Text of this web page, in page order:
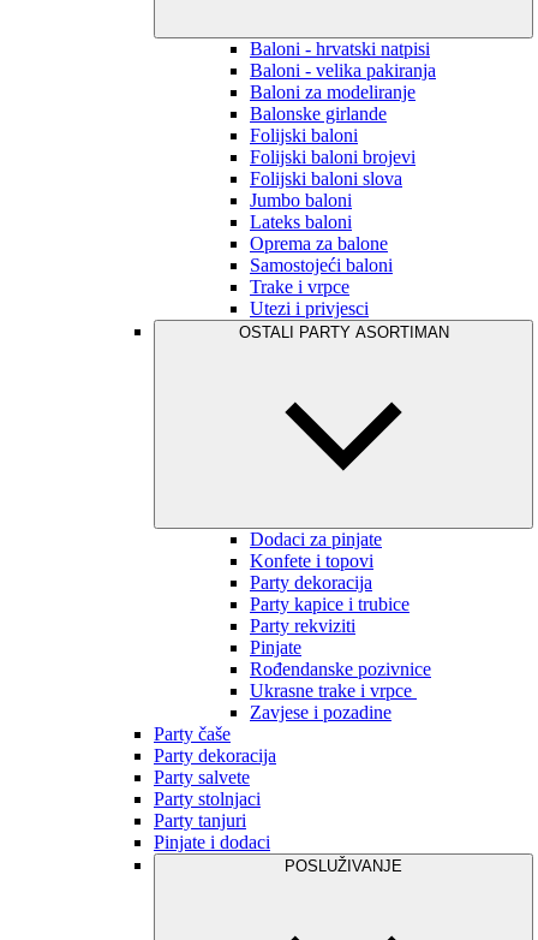
Baloni - hrvatski natpisi
Baloni - velika pakiranja
Baloni za modeliranje
Balonske girlande
Folijski baloni
Folijski baloni brojevi
Folijski baloni slova
Jumbo baloni
Lateks baloni
Oprema za balone
Samostojeći baloni
Trake i vrpce
Utezi i privjesci
OSTALI PARTY ASORTIMAN
Dodaci za pinjate
Konfete i topovi
Party dekoracija
Party kapice i trubice
Party rekviziti
Pinjate
Rođendanske pozivnice
Ukrasne trake i vrpce
Zavjese i pozadine
Party čaše
Party dekoracija
Party salvete
Party stolnjaci
Party tanjuri
Pinjate i dodaci
POSLUŽIVANJE